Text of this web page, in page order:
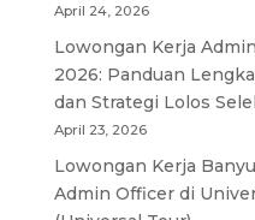
April 24, 2026
Lowongan Kerja
2026: Panduan
dan Strategi Lolos
April 23, 2026
Lowongan Kerja
Admin Officer di